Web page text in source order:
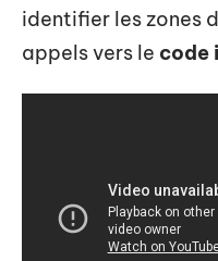
identifier les zones
appels vers le code